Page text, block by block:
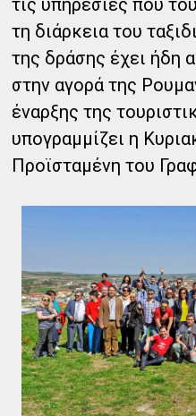
τη διάρκεια του
της δράσης έχει ήδη
στην αγορά της
έναρξης της
υπογραμμίζει η
Προϊσταμένη του